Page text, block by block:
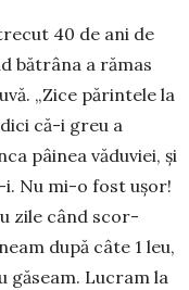
40 de ani de
bă­trâ­na a rămas
„Zice părintele la
că-i greu a
pâinea vă­du­viei, și
i. Nu mi-o fost ușor!
zile când scor­
după câte 1 leu,
gă­seam. Lu­cram la